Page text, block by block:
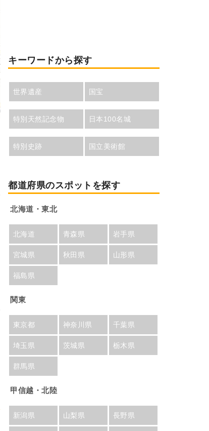
キーワードから探す
世界遺産 国宝
特別天然記念物 日本100名城
特別史跡 国立美術館
都道府県のスポットを探す
北海道・東北
北海道 青森県 岩手県
宮城県 秋田県 山形県
福島県
関東
東京都 神奈川県 千葉県
埼玉県 茨城県 栃木県
群馬県
甲信越・北陸
新潟県 山梨県 長野県